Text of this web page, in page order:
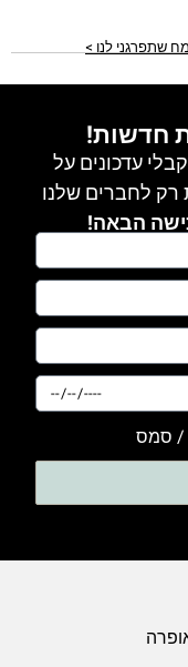
שתפרגני לנו >
עדכונים על
רק לחברים שלנו
הבאה!
/ סמס